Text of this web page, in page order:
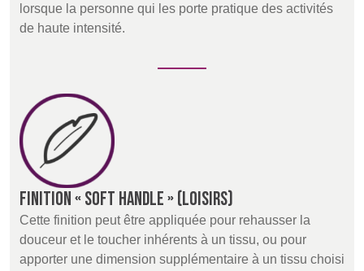
lorsque la personne qui les porte pratique des activités
de haute intensité.
Finition « Soft Handle » (Loisirs)
Cette finition peut être appliquée pour rehausser la
douceur et le toucher inhérents à un tissu, ou pour
apporter une dimension supplémentaire à un tissu choisi